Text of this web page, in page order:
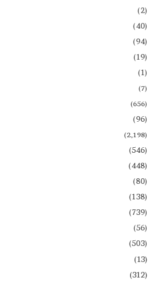
(2)
(40)
(94)
(19)
(1)
(7)
(656)
(96)
(2,198)
(546)
(448)
(80)
(138)
(739)
(56)
(503)
(13)
(312)